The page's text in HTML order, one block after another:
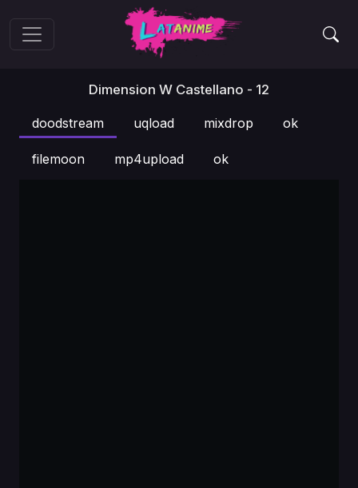
Dimension W Castellano - 12
doodstream uqload mixdrop ok
filemoon mp4upload ok